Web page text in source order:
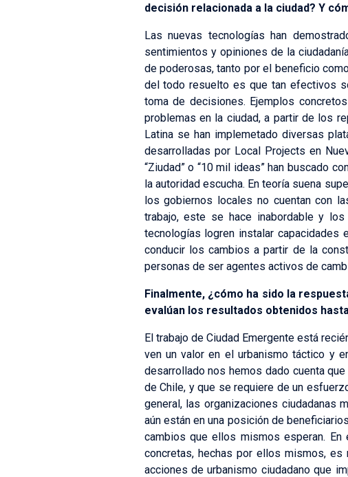
decisión relacionada a la ciudad? Y
Las nuevas tecnologías han
sentimientos y opiniones de la
de poderosas, tanto por el beneficio
del todo resuelto es que tan efectivos
toma de decisiones. Ejemplos
problemas en la ciudad, a partir de los
Latina se han implemetado diversas
desarrolladas por Local Projects en
“Ziudad” o “10 mil ideas” han buscado
la autoridad escucha. En teoría suena
los gobiernos locales no cuentan con
trabajo, este se hace inabordable y
tecnologías logren instalar
conducir los cambios a partir de la
personas de ser agentes activos de
Finalmente, ¿cómo ha sido la
evalúan los resultados obtenidos
El trabajo de Ciudad Emergente está
ven un valor en el urbanismo táctico y
desarrollado nos hemos dado cuenta
de Chile, y que se requiere de un
general, las organizaciones ciudadanas
aún están en una posición de
cambios que ellos mismos esperan.
concretas, hechas por ellos mismos,
acciones de urbanismo ciudadano que